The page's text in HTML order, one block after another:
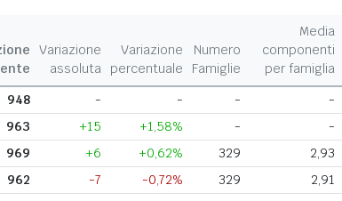
Variazione
assoluta
Variazione
percentuale
Numero
Famiglie
Media
componenti
per famiglia
948 - - -
-
963 +15 +1,58% -
-
969 +6 +0,62% 329
2,93
962 -7 -0,72% 329
2,91